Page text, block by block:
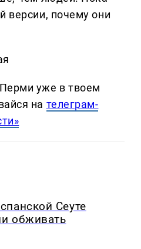
версии, почему они
уже в твоем
на телеграм-
Сеуте
обживать